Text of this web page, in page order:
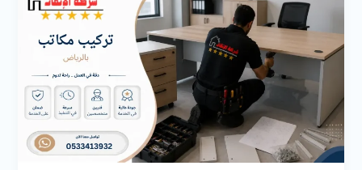
مكاتب
بالرياض